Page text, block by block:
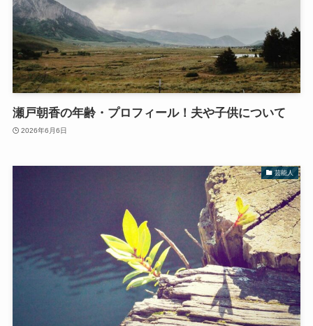
瀬戸朝香の年齢・プロフィール！夫や子供について
2026年6月6日
芸能人